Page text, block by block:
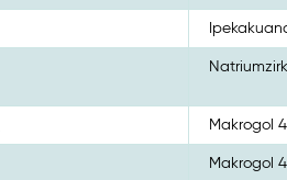
Makrogol
Makrogol